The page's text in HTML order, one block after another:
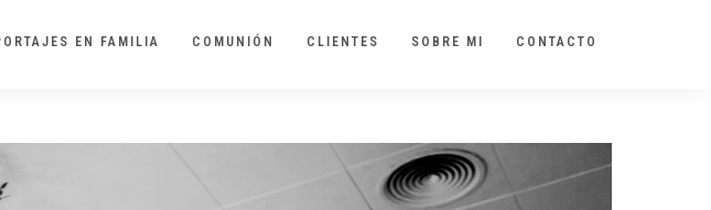
EN FAMILIA COMUNIÓN CLIENTES SOBRE MI CONTACTO